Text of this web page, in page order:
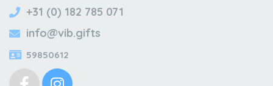
+31 (0) 182 785 071
info@vib.gifts
59850612